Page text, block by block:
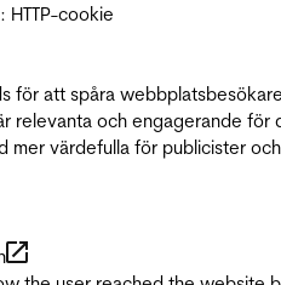
: HTTP-cookie
för att spåra
relevanta och engagerande för
mer värdefulla för publicister och